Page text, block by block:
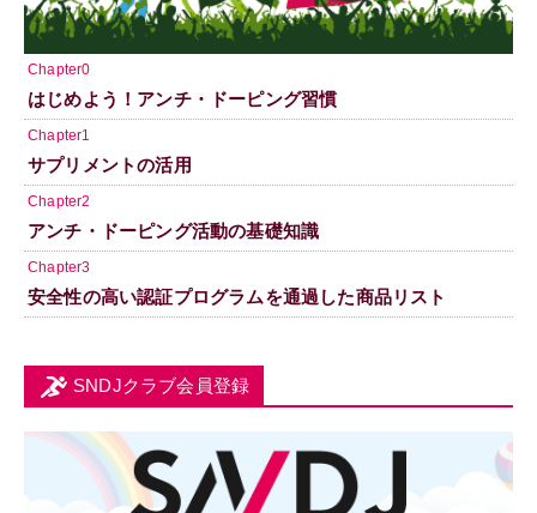
Chapter0
はじめよう！アンチ・ドーピング習慣
Chapter1
サプリメントの活用
Chapter2
アンチ・ドーピング活動の基礎知識
Chapter3
安全性の高い認証プログラムを通過した商品リスト
SNDJクラブ会員登録